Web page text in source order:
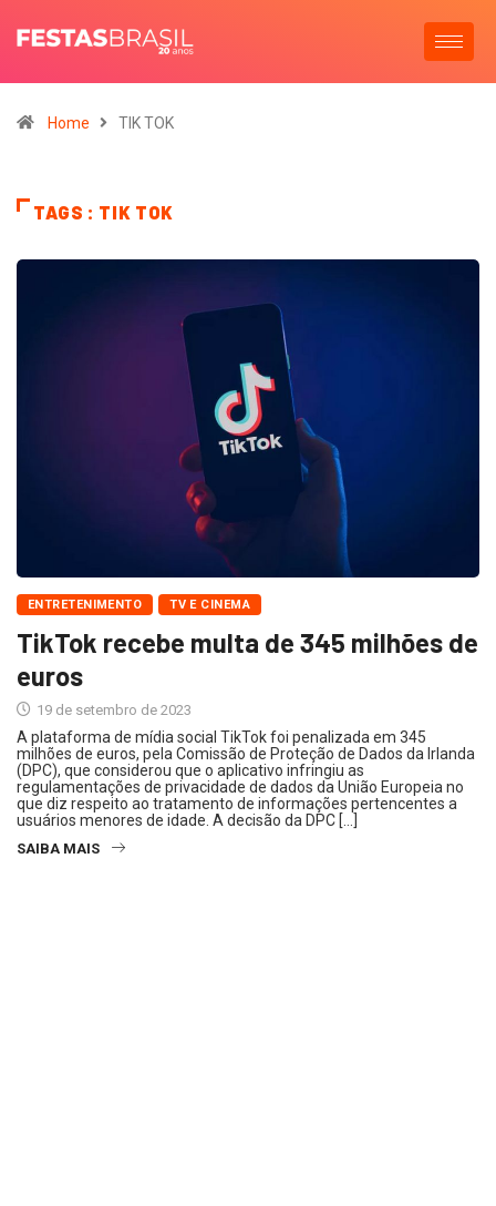
Home TIK TOK
TAGS : TIK TOK
ENTRETENIMENTO TV E CINEMA
TikTok recebe multa de 345 milhões de
euros
19 de setembro de 2023
A plataforma de mídia social TikTok foi penalizada em 345
milhões de euros, pela Comissão de Proteção de Dados da Irlanda
(DPC), que considerou que o aplicativo infringiu as
regulamentações de privacidade de dados da União Europeia no
que diz respeito ao tratamento de informações pertencentes a
usuários menores de idade. A decisão da DPC […]
SAIBA MAIS